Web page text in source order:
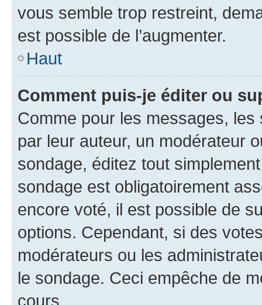
vous semble trop restreint,
est possible de l’augmenter.
Haut
Comment puis-je éditer ou
Comme pour les messages,
par leur auteur, un modérateur
sondage, éditez tout
sondage est obligatoirement
encore voté, il est possible de
options. Cependant, si des
modérateurs ou les
le sondage. Ceci empêche de
cours.